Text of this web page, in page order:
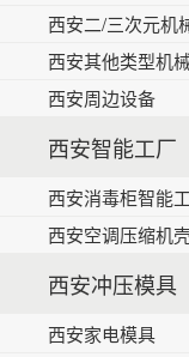
西安二/三次元机
西安其他类型机
西安周边设备
西安智能工厂
西安消毒柜智能
西安空调压缩机
西安冲压模具
西安家电模具